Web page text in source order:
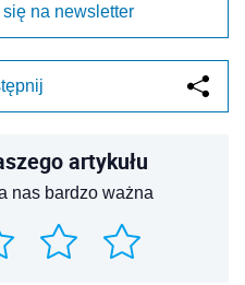
na newsletter
artykułu
nas bardzo ważna